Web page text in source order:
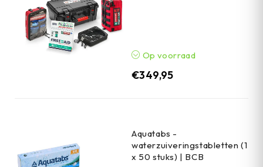
Op voorraad
€349,95
Aquatabs -
waterzuiveringstabletten (1
x 50 stuks) | BCB